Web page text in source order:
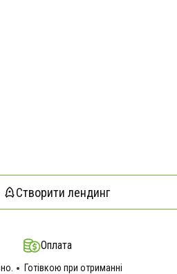
Створити лендинг
Оплата
Готівкою при отриманні